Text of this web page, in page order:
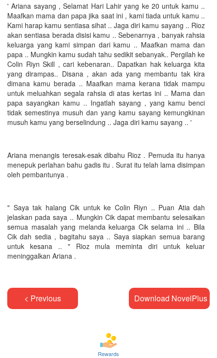
' Ariana sayang , Selamat Hari Lahir yang ke 20 untuk kamu ..
Maafkan mama dan papa jika saat ini , kami tiada untuk kamu ..
Kami harap kamu sentiasa sihat .. Jaga diri kamu sayang .. Rioz
akan sentiasa berada disisi kamu .. Sebenarnya , banyak rahsia
keluarga yang kami simpan dari kamu .. Maafkan mama dan
papa .. Mungkin kamu sudah tahu sedikit sebanyak.. Pergilah ke
Colin Riyn Skill , cari kebenaran.. Dapatkan hak keluarga kita
yang dirampas.. Disana , akan ada yang membantu tak kira
dimana kamu berada .. Maafkan mama kerana tidak mampu
untuk meluahkan segala rahsia di atas kertas ini .. Mama dan
papa sayangkan kamu .. Ingatlah sayang , yang kamu benci
tidak semestinya musuh dan yang kamu sayang kemungkinan
musuh kamu yang berselindung .. Jaga diri kamu sayang .. '
Ariana menangis teresak-esak dibahu Rioz . Pemuda itu hanya
menepuk perlahan bahu gadis itu . Surat itu telah lama disimpan
oleh pembantunya .
" Saya tak halang Cik untuk ke Colin Riyn .. Puan Atia dah
jelaskan pada saya .. Mungkin Cik dapat membantu selesaikan
semua masalah yang melanda keluarga Cik selama ini .. Bila
Cik dah sedia , bagitahu saya .. Saya siapkan semua barang
untuk kesana .. " Rioz mula meminta diri untuk keluar
meninggalkan Ariana .
< Previous Download NovelPlus
Rewards